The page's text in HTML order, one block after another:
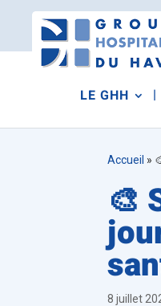
LE GHH
Accueil »
🎨
8 juillet